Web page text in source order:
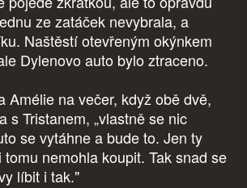
ze zatáček nevybrala, a
Naštěstí otevřeným okýnkem
Dylenovo auto bylo ztraceno.
Amélie na večer, když obě dvě,
s Tristanem, „vlastně se nic
se vytáhne a bude to. Jen ty
nemohla koupit. Tak snad se
líbit i tak."